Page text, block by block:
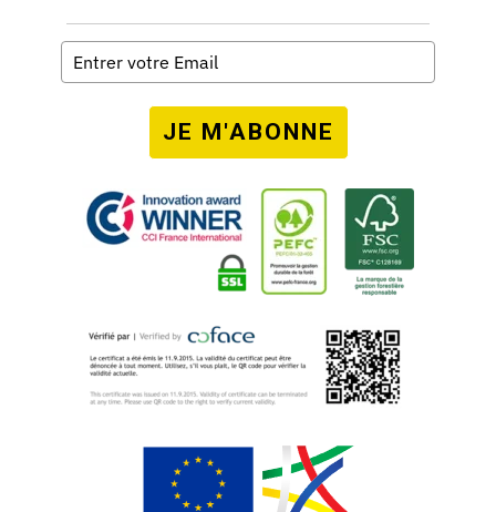
JE M'ABONNE